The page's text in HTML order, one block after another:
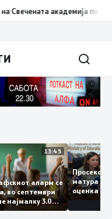
академија по повод
13:45
аларм се
во септември
најмалку 3.000
помалку
матура
оценка